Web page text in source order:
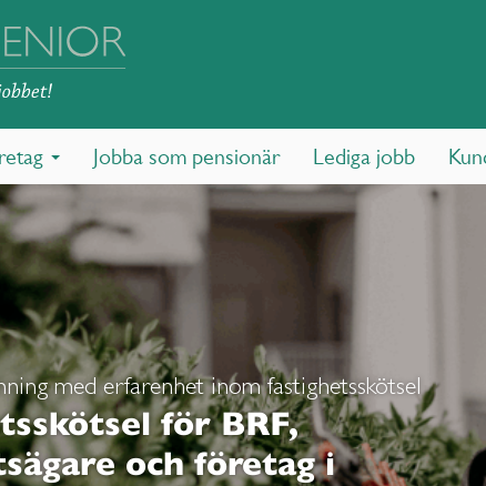
Jobba som pensionär Lediga jobb
med erfarenhet inom fastighetsskötsel
för BRF,
och företag i